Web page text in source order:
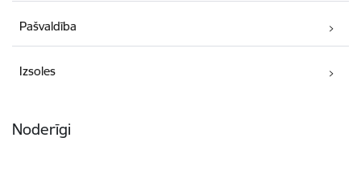
Pašvaldība
Izsoles
Noderīgi